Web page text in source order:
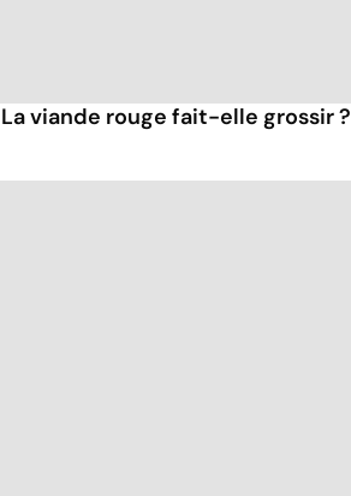
La viande rouge fait-elle grossir ?